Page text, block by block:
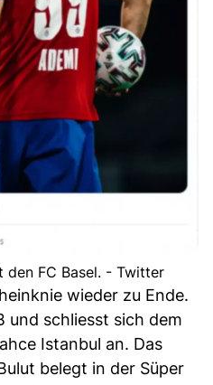
den FC Basel. - Twitter
wieder zu Ende.
und schliesst sich dem
Istanbul an. Das
belegt in der Süper